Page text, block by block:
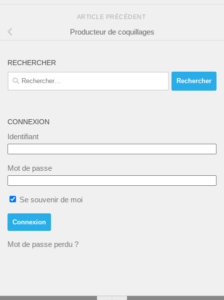
ARTICLE PRÉCÉDENT
Producteur de coquillages
RECHERCHER
Rechercher :
CONNEXION
Identifiant
Mot de passe
Se souvenir de moi
Mot de passe perdu ?